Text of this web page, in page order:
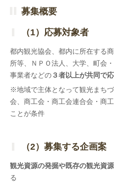
募集概要
（1）応募対象者
都内観光協会、都内に所在する
所等、ＮＰＯ法人、大学、町会
事業者などの３者以上が共同で
※地域で主体となって観光まち
会、商工会・商工会連合会・商
ことが条件
（2）募集する企画案
観光資源の発掘や既存の観光資
る